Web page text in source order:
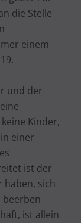
die Stelle
einem
und der
Kinder,
einer
ist der
haben, sich
beerben
ist allein